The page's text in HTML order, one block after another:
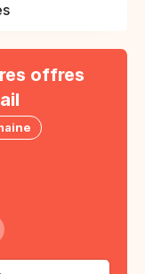
offres